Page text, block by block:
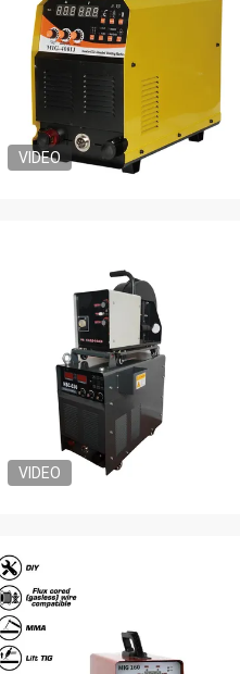
VIDEO
VIDEO